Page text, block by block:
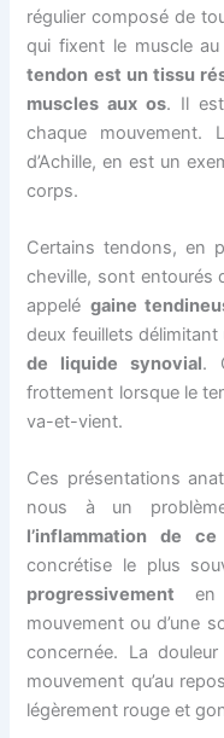
régulier composé de
qui fixent le muscle
tendon est un tissu
muscles aux os. Il
chaque mouvement.
d’Achille, en est un
corps.
Certains tendons, en
cheville, sont entourés
appelé gaine
deux feuillets délimitant
de liquide synovial.
frottement lorsque le
va-et-vient.
Ces présentations
nous à un
l’inflammation de
concrétise le plus
progressivement en
mouvement ou d’une
concernée. La
mouvement qu’au
légèrement rouge et